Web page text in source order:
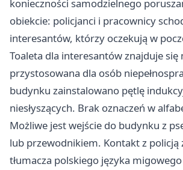
konieczności samodzielnego
obiekcie: policjanci i pracownicy
interesantów, którzy oczekują w
Toaleta dla interesantów znajduje się
przystosowana dla osób
budynku zainstalowano pętlę
niesłyszących. Brak oznaczeń w
Możliwe jest wejście do budynku z
lub przewodnikiem. Kontakt z policją
tłumacza polskiego języka